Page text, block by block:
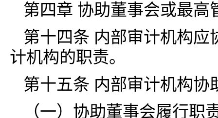
第四章 协助董事会或最高
第十四条 内部审计机构
计机构的职责。
第十五条 内部审计机构
（一）协助董事会履行